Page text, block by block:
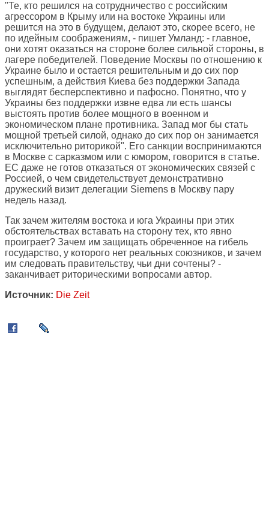
"Те, кто решился на сотрудничество с российским
агрессором в Крыму или на востоке Украины или
решится на это в будущем, делают это, скорее всего, не
по идейным соображениям, - пишет Умланд: - главное,
они хотят оказаться на стороне более сильной стороны, в
лагере победителей. Поведение Москвы по отношению к
Украине было и остается решительным и до сих пор
успешным, а действия Киева без поддержки Запада
выглядят бесперспективно и пафосно. Понятно, что у
Украины без поддержки извне едва ли есть шансы
выстоять против более мощного в военном и
экономическом плане противника. Запад мог бы стать
мощной третьей силой, однако до сих пор он занимается
исключительно риторикой". Его санкции воспринимаются
в Москве с сарказмом или с юмором, говорится в статье.
ЕС даже не готов отказаться от экономических связей с
Россией, о чем свидетельствует демонстративно
дружеский визит делегации Siemens в Москву пару
недель назад.
Так зачем жителям востока и юга Украины при этих
обстоятельствах вставать на сторону тех, кто явно
проиграет? Зачем им защищать обреченное на гибель
государство, у которого нет реальных союзников, и зачем
им следовать правительству, чьи дни сочтены? -
заканчивает риторическими вопросами автор.
Источник: Die Zeit